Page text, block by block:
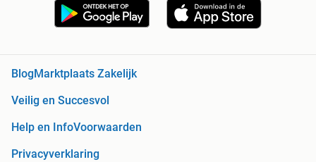
BlogMarktplaats Zakelijk
Veilig en Succesvol
Help en InfoVoorwaarden
Privacyverklaring